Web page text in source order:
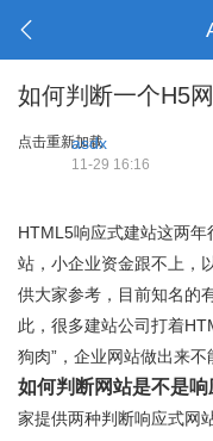
如何判断一个H5
点击重新加载
asdx
11-29 16:16
HTML5响应式建站这两
站，小企业资金跟不上，
供大家参考，目前知名的
此，很多建站公司打着
狗肉”，企业网站做出来不
如何判断网站是不是响
家提供两种判断响应式网